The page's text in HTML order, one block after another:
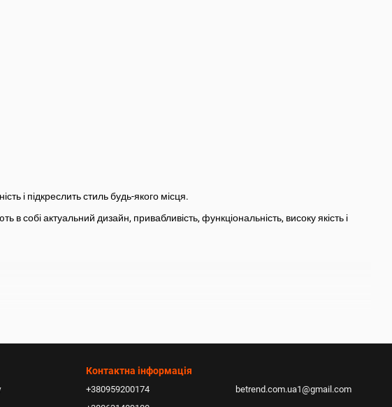
і підкреслить стиль будь-якого місця.
собі актуальний дизайн, привабливість, функціональність, високу якість і
Контактна інформація
+380959200174
betrend.com.ua1@gmail.com